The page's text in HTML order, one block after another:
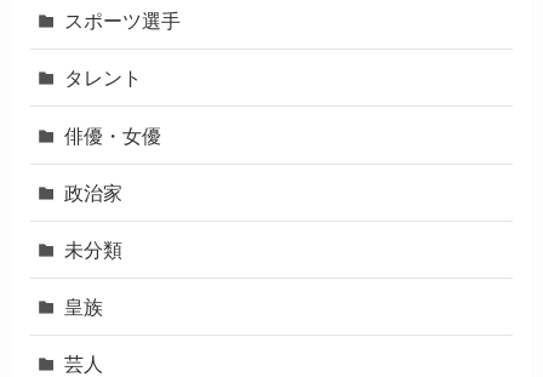
スポーツ選手
タレント
俳優・女優
政治家
未分類
皇族
芸人